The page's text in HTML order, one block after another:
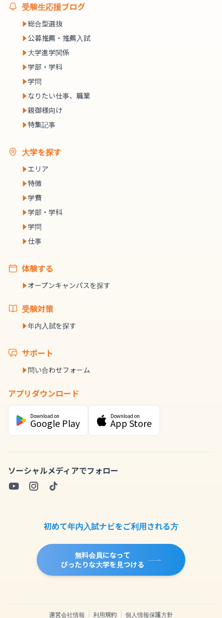
受験生応援ブログ
総合型選抜
公募推薦・推薦入試
大学進学関係
学部・学科
学問
なりたい仕事、職業
親御様向け
特集記事
大学を探す
エリア
特徴
学費
学部・学科
学問
仕事
体験する
オープンキャンパスを探す
受験対策
年内入試を探す
サポート
問い合わせフォーム
アプリダウンロード
Download on
Google Play
Download on
App Store
ソーシャルメディアでフォロー
初めて年内入試ナビをご利用される方
無料会員になって
ぴったりな大学を見つける
運営会社情報 利用規約 個人情報保護方針